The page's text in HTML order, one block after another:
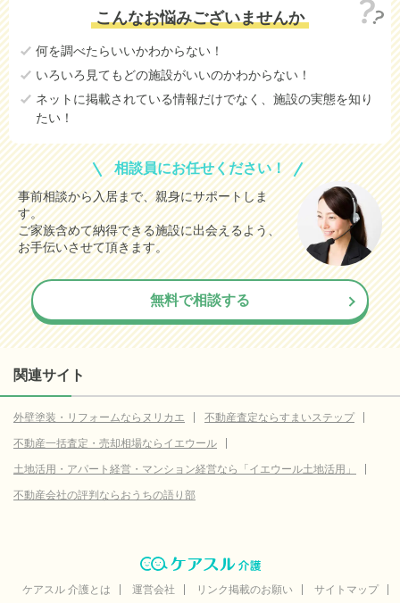
こんなお悩みございませんか
何を調べたらいいかわからない！
いろいろ見てもどの施設がいいのかわからない！
ネットに掲載されている情報だけでなく、施設の実態を知り
たい！
相談員にお任せください！
事前相談から入居まで、親身にサポートしま
す。
ご家族含めて納得できる施設に出会えるよう、
お手伝いさせて頂きます。
無料で相談する
関連サイト
外壁塗装・リフォームならヌリカエ
不動産査定ならすまいステップ
不動産一括査定・売却相場ならイエウール
土地活用・アパート経営・マンション経営なら「イエウール土地活用」
不動産会社の評判ならおうちの語り部
ケアスル 介護とは 運営会社 リンク掲載のお願い サイトマップ